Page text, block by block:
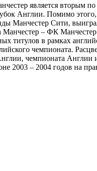
является вторым
Англии. Помимо
Манчестер Сити,
Манчестер – ФК
титулов в рамках
чемпионата.
чемпионата
2003 – 2004 годов на